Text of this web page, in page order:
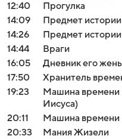
12:40
Прогулка
14:09
Предмет истории
14:26
Предмет
14:44
Враги
16:05
Дневник его
17:50
Хранитель
19:23
Машина времени
Иисуса)
20:11
Машина времени
20:33
Мания Жизели